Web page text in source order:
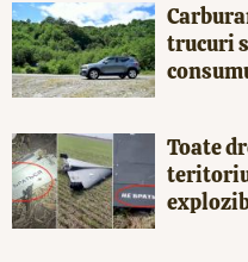
trucuri
Toate